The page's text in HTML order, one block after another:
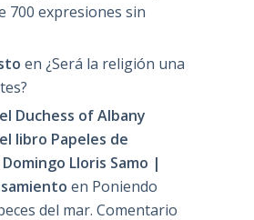
700 expresiones sin
en ¿Será la religión una
Duchess of Albany
libro Papeles de
Lloris Samo |
en Poniendo
del mar. Comentario